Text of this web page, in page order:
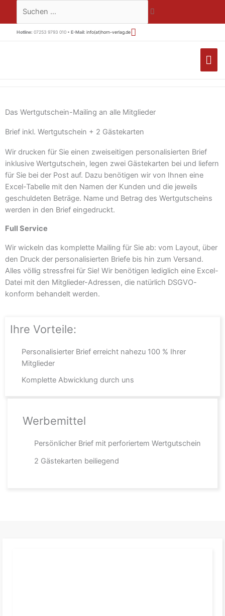
springen
Suchen …
Hotline: 07253 9793 010 • E-Mail: info(at)horn-verlag.de
Das Wertgutschein-Mailing an alle Mitglieder
Brief inkl. Wertgutschein + 2 Gästekarten
Wir drucken für Sie einen zweiseitigen personalisierten Brief
inklusive Wertgutschein, legen zwei Gästekarten bei und liefern
für Sie bei der Post auf. Dazu benötigen wir von Ihnen eine
Excel-Tabelle mit den Namen der Kunden und die jeweils
geschuldeten Beträge. Name und Betrag des Wertgutscheins
werden in den Brief eingedruckt.
Full Service
Wir wickeln das komplette Mailing für Sie ab: vom Layout, über
den Druck der personalisierten Briefe bis hin zum Versand.
Alles völlig stressfrei für Sie! Wir benötigen lediglich eine Excel-
Datei mit den Mitglieder-Adressen, die natürlich DSGVO-
konform behandelt werden.
Ihre Vorteile:
Personalisierter Brief erreicht nahezu 100 % Ihrer
Mitglieder
Komplette Abwicklung durch uns
Werbemittel
Persönlicher Brief mit perforiertem Wertgutschein
2 Gästekarten beiliegend